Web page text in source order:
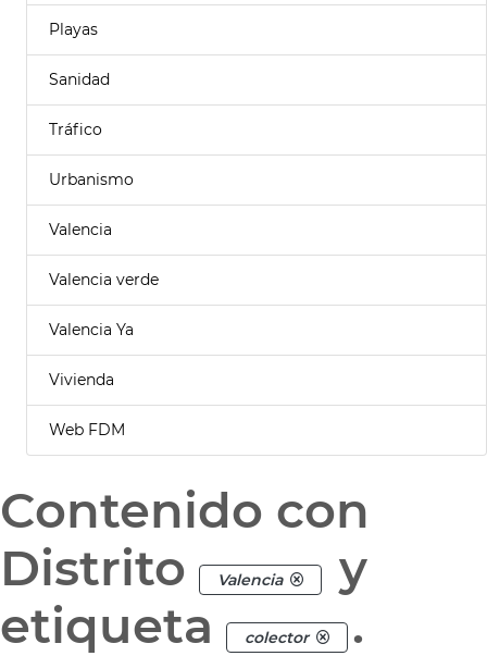
Playas
Sanidad
Tráfico
Urbanismo
Valencia
Valencia verde
Valencia Ya
Vivienda
Web FDM
Contenido con
Distrito
Valencia
y
etiqueta
colector .